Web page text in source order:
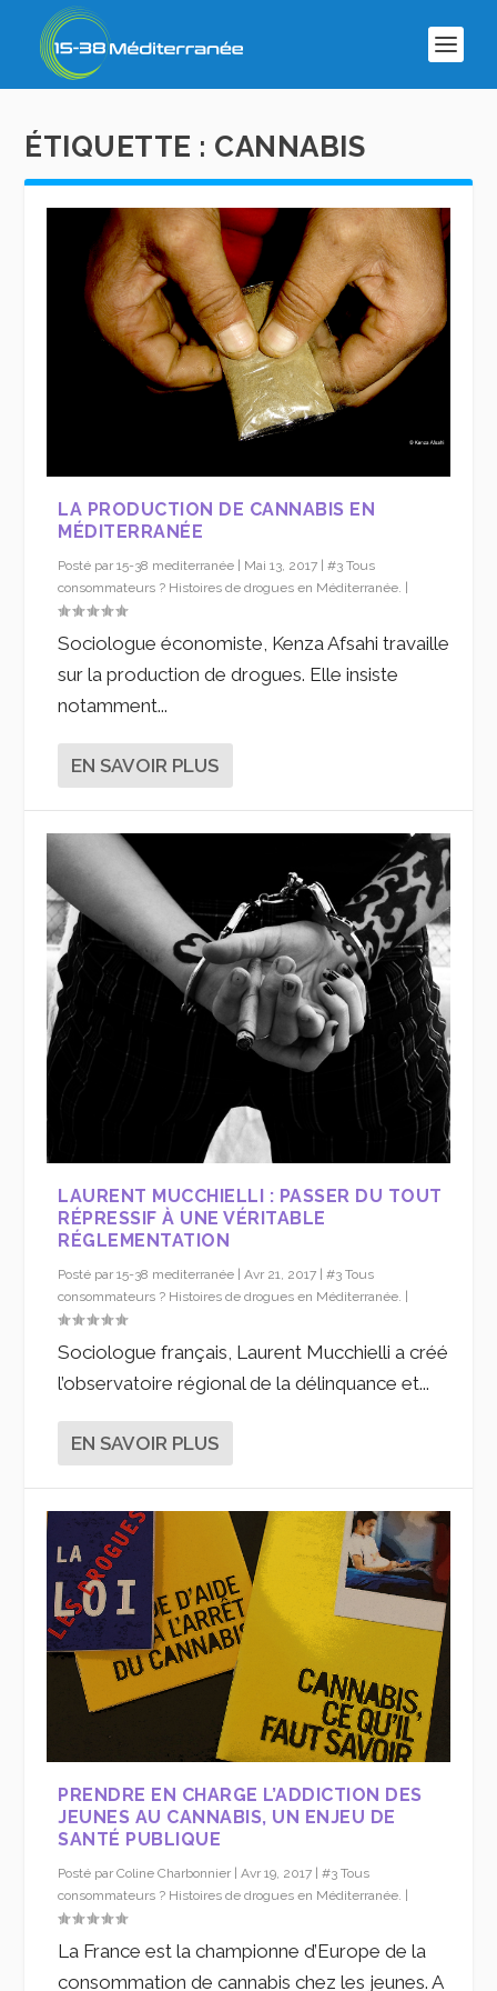
ÉTIQUETTE : CANNABIS
LA PRODUCTION DE CANNABIS EN
MÉDITERRANÉE
Posté par15-38 mediterranée Mai 13, 2017 |#3 Tous
consommateurs ? Histoires de drogues en Méditerranée.
Sociologue économiste, Kenza Afsahi travaille
sur la production de drogues. Elle insiste
notamment...
EN SAVOIR PLUS
LAURENT MUCCHIELLI : PASSER DU TOUT
RÉPRESSIF À UNE VÉRITABLE
RÉGLEMENTATION
Posté par15-38 mediterranée |Avr 21, 2017 |#3 Tous
consommateurs ? Histoires de drogues en Méditerranée.
Sociologue français, Laurent Mucchielli a créé
l’observatoire régional de la délinquance et...
EN SAVOIR PLUS
PRENDRE EN CHARGE L’ADDICTION DES
JEUNES AU CANNABIS, UN ENJEU DE
SANTÉ PUBLIQUE
Posté parColine Charbonnier |Avr 19, 2017 |#3 Tous
consommateurs ? Histoires de drogues en Méditerranée.
La France est la championne d’Europe de la
consommation de cannabis chez les jeunes. A